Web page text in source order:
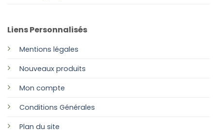
Liens Personnalisés
Mentions légales
Nouveaux produits
Mon compte
Conditions Générales
Plan du site